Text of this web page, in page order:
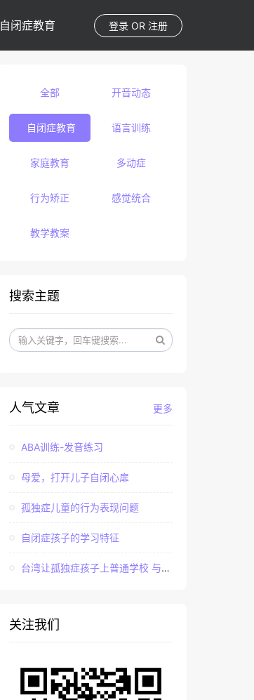
登录 OR 注册
自闭症教育
全部 开音动态
自闭症教育 语言训练
家庭教育 多动症
行为矫正 感觉统合
教学教案
搜索主题
更多
人气文章
ABA训练-发音练习
母爱，打开儿子自闭心扉
孤独症儿童的行为表现问题
自闭症孩子的学习特征
台湾让孤独症孩子上普通学校 与社会“融合”
关注我们